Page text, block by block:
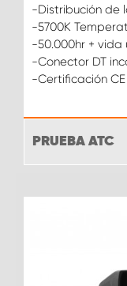
-Distribución de
-5700K
-50.000hr + vida
-Conector DT
-Certificación CE
PRUEBA ATC